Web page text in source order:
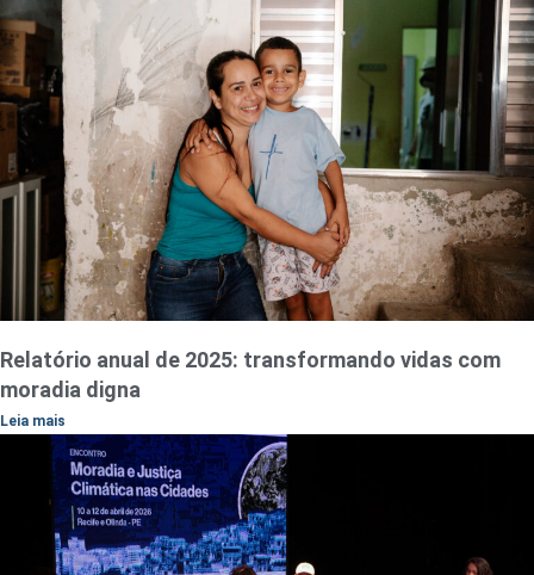
Relatório anual de 2025: transformando vidas com
moradia digna
Leia mais